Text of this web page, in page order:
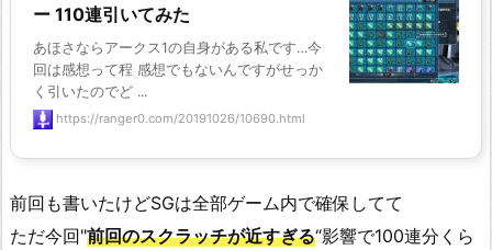
ー 110連引いてみた
あほさならアークス1の自身がある私です…今
回は感想って程 感想でもないんですがせっか
く引いたのでど ...
https://ranger0.com/20191026/10690.html
前回も書いたけどSGは全部ゲーム内で確保してて
ただ今回"前回のスクラッチが近すぎる“影響で100連分くら